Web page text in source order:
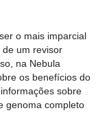
o mais imparcial
um revisor
na Nebula
os benefícios do
sobre
genoma completo